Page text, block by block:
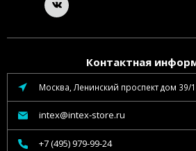
Контактная
Москва, Ленинский проспект дом 39/1
intex@intex-store.ru
+7 (495) 979-99-24